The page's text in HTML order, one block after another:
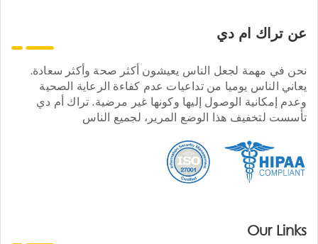
عن تراك ام دي
نحن في مهمة لجعل الناس يعيشون أكثر صحة وأكثر سعادة.
يعاني الناس يوميا من تداعيات عدم كفاءة الرعاية الصحية
وعدم إمكانية الوصول إليها وكونها غير مرضية. تراك أم دي
تأسست لتخفيف هذا الوضع المرير، لجميع الناس
Our Links